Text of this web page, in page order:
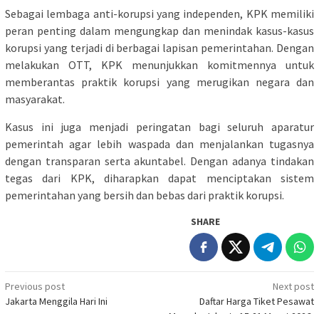
Sebagai lembaga anti-korupsi yang independen, KPK memiliki
peran penting dalam mengungkap dan menindak kasus-kasus
korupsi yang terjadi di berbagai lapisan pemerintahan. Dengan
melakukan OTT, KPK menunjukkan komitmennya untuk
memberantas praktik korupsi yang merugikan negara dan
masyarakat.
Kasus ini juga menjadi peringatan bagi seluruh aparatur
pemerintah agar lebih waspada dan menjalankan tugasnya
dengan transparan serta akuntabel. Dengan adanya tindakan
tegas dari KPK, diharapkan dapat menciptakan sistem
pemerintahan yang bersih dan bebas dari praktik korupsi.
SHARE
Post
navigation
Previous post
Jakarta Menggila Hari Ini
Next post
Daftar Harga Tiket Pesawat